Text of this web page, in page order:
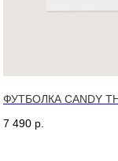
ФУТБОЛКА CANDY
7 490 р.